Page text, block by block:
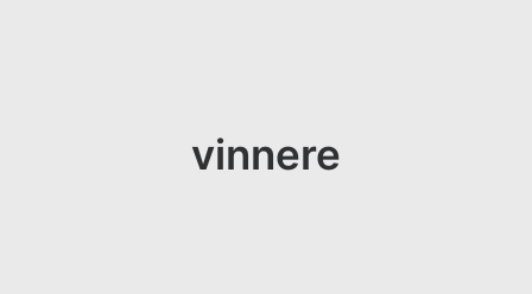
MELDE DEG INN I KORPSET
vinnere